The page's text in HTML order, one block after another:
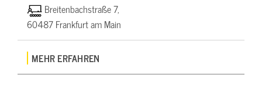
Breitenbachstraße 7,
60487 Frankfurt am Main
MEHR ERFAHREN